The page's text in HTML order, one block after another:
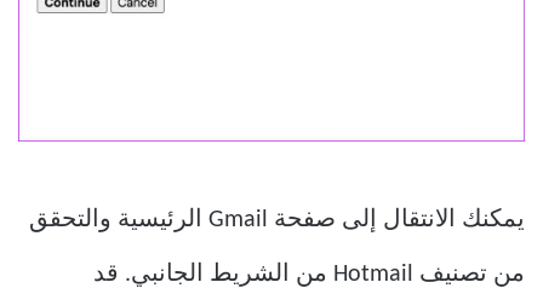
يمكنك الانتقال إلى صفحة Gmail الرئيسية والتحقق
من تصنيف Hotmail من الشريط الجانبي. قد